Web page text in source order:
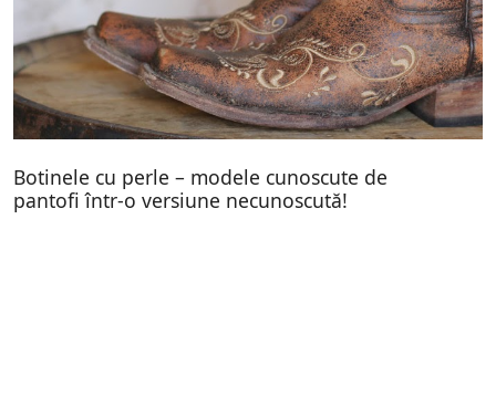
Botinele cu perle – modele cunoscute de
pantofi într-o versiune necunoscută!